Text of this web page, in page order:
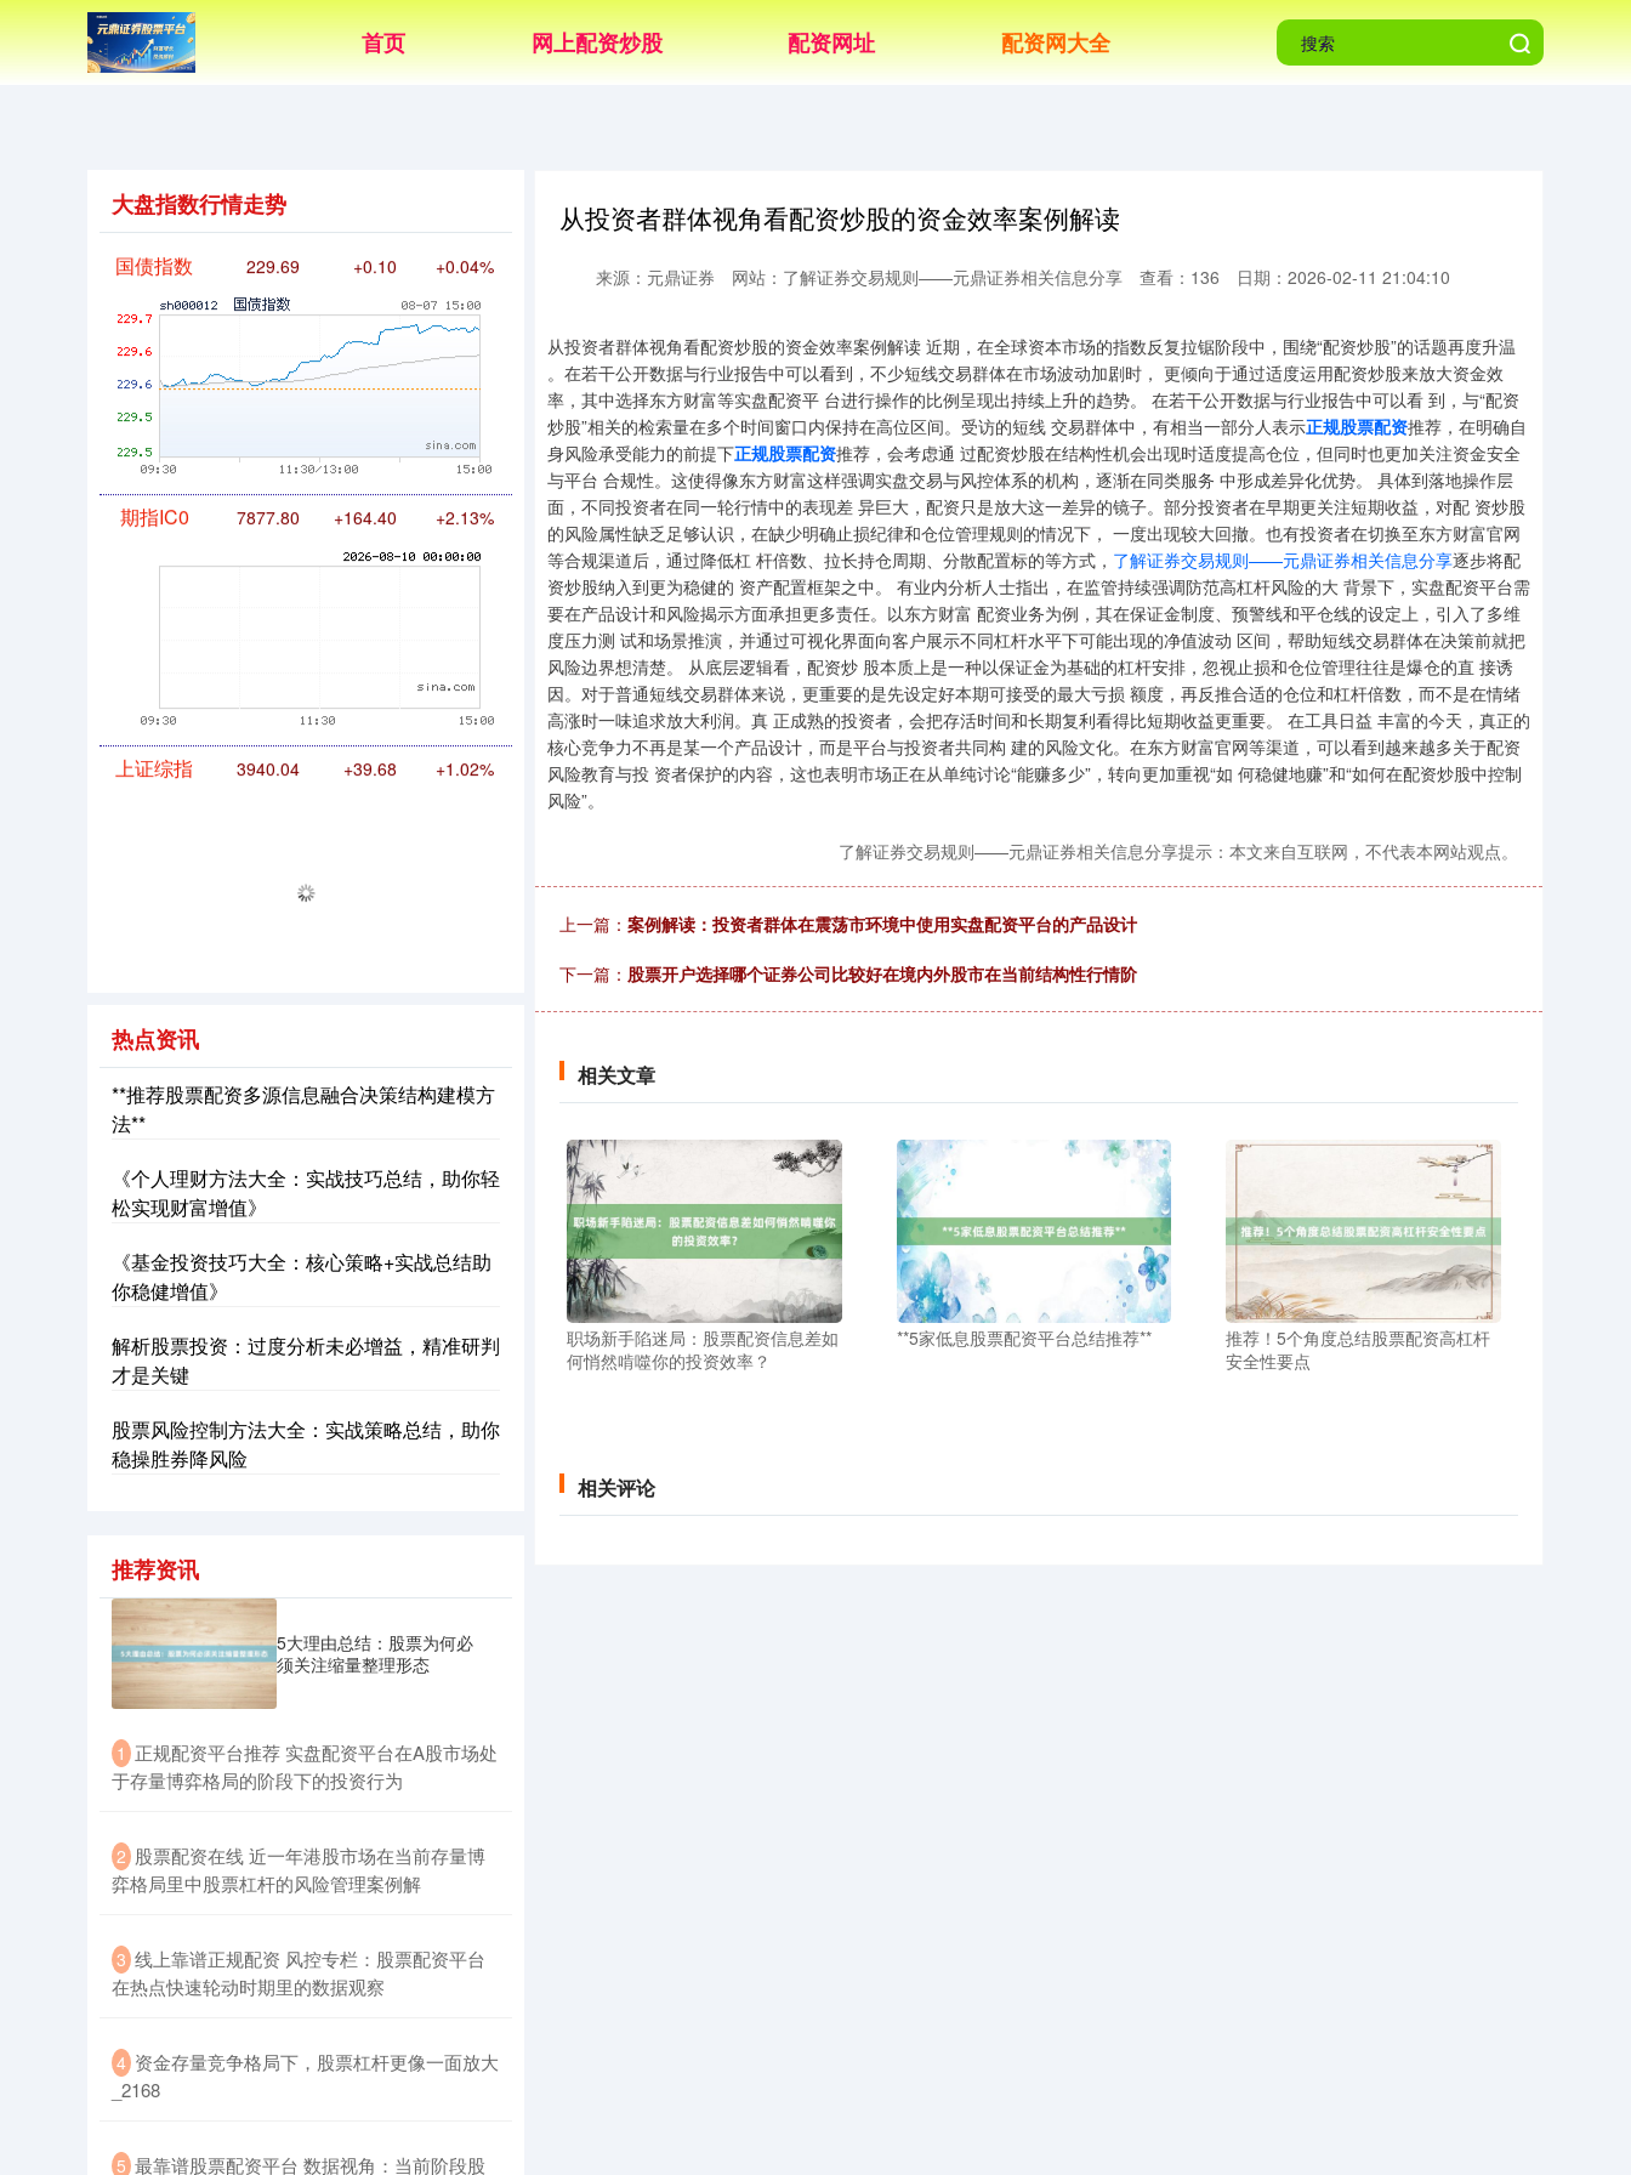
首页 网上配资炒股 配资网址 配资网大全
从投资者群体视角看配资炒股的资金效率案例解读
来源：元鼎证券 网站：了解证券交易规则——元鼎证券相关信息分享 查看：136 日期：2026-02-11 21:04:10
从投资者群体视角看配资炒股的资金效率案例解读 近期，在全球资本市场的指数反复拉锯阶段中，围绕“配资炒股”的话题再度升温
。在若干公开数据与行业报告中可以看到，不少短线交易群体在市场波动加剧时， 更倾向于通过适度运用配资炒股来放大资金效
率，其中选择东方财富等实盘配资平 台进行操作的比例呈现出持续上升的趋势。 在若干公开数据与行业报告中可以看 到，与“配资
炒股”相关的检索量在多个时间窗口内保持在高位区间。受访的短线 交易群体中，有相当一部分人表示正规股票配资推荐，在明确自
身风险承受能力的前提下正规股票配资推荐，会考虑通 过配资炒股在结构性机会出现时适度提高仓位，但同时也更加关注资金安全
与平台 合规性。这使得像东方财富这样强调实盘交易与风控体系的机构，逐渐在同类服务 中形成差异化优势。 具体到落地操作层
面，不同投资者在同一轮行情中的表现差 异巨大，配资只是放大这一差异的镜子。部分投资者在早期更关注短期收益，对配 资炒股
的风险属性缺乏足够认识，在缺少明确止损纪律和仓位管理规则的情况下， 一度出现较大回撤。也有投资者在切换至东方财富官网
等合规渠道后，通过降低杠 杆倍数、拉长持仓周期、分散配置标的等方式， 了解证券交易规则——元鼎证券相关信息分享逐步将配
资炒股纳入到更为稳健的 资产配置框架之中。 有业内分析人士指出，在监管持续强调防范高杠杆风险的大 背景下，实盘配资平台需
要在产品设计和风险揭示方面承担更多责任。以东方财富 配资业务为例，其在保证金制度、预警线和平仓线的设定上，引入了多维
度压力测 试和场景推演，并通过可视化界面向客户展示不同杠杆水平下可能出现的净值波动 区间，帮助短线交易群体在决策前就把
风险边界想清楚。 从底层逻辑看，配资炒 股本质上是一种以保证金为基础的杠杆安排，忽视止损和仓位管理往往是爆仓的直 接诱
因。对于普通短线交易群体来说，更重要的是先设定好本期可接受的最大亏损 额度，再反推合适的仓位和杠杆倍数，而不是在情绪
高涨时一味追求放大利润。真 正成熟的投资者，会把存活时间和长期复利看得比短期收益更重要。 在工具日益 丰富的今天，真正的
核心竞争力不再是某一个产品设计，而是平台与投资者共同构 建的风险文化。在东方财富官网等渠道，可以看到越来越多关于配资
风险教育与投 资者保护的内容，这也表明市场正在从单纯讨论“能赚多少”，转向更加重视“如 何稳健地赚”和“如何在配资炒股中控制
风险”。
了解证券交易规则——元鼎证券相关信息分享提示：本文来自互联网，不代表本网站观点。
上一篇： 案例解读：投资者群体在震荡市环境中使用实盘配资平台的产品设计
下一篇： 股票开户选择哪个证券公司比较好在境内外股市在当前结构性行情阶
相关文章
职场新手陷迷局：股票配资信息差如
何悄然啃噬你的投资效率？
**5家低息股票配资平台总结推荐**
推荐！5个角度总结股票配资高杠杆
安全性要点
相关评论
大盘指数行情走势
基金指数 7242.10 +12.30 +0.17%
229.69
深证成指
沪深300
基金指数 7242.10 +12.30 +0.17%
热点资讯
**推荐股票配资多源信息融合决策结构建模方
法**
《个人理财方法大全：实战技巧总结，助你轻
松实现财富增值》
《基金投资技巧大全：核心策略+实战总结助
你稳健增值》
解析股票投资：过度分析未必增益，精准研判
才是关键
股票风险控制方法大全：实战策略总结，助你
稳操胜券降风险
推荐资讯
5大理由总结：股票为何必
须关注缩量整理形态
1 ​正规配资平台推荐 实盘配资平台在A股市场处
于存量博弈格局的阶段下的投资行为
2 ​股票配资在线 近一年港股市场在当前存量博
弈格局里中股票杠杆的风险管理案例解
3 ​线上靠谱正规配资 风控专栏：股票配资平台
在热点快速轮动时期里的数据观察
4 ​资金存量竞争格局下，股票杠杆更像一面放大
_2168
5 ​最靠谱股票配资平台 数据视角：当前阶段股